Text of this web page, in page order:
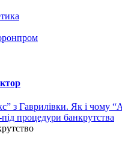
з Гаврилівки. Як і чому
процедури банкрутства